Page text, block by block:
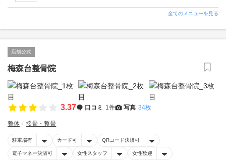
全てのメニューを見る
店舗公式
梅森台整骨院
3.37 口コミ 1件 写真 34枚
整体 接骨・整骨
駐車場有 カード可 QRコード決済可
電子マネー決済可 女性スタッフ 女性歓迎